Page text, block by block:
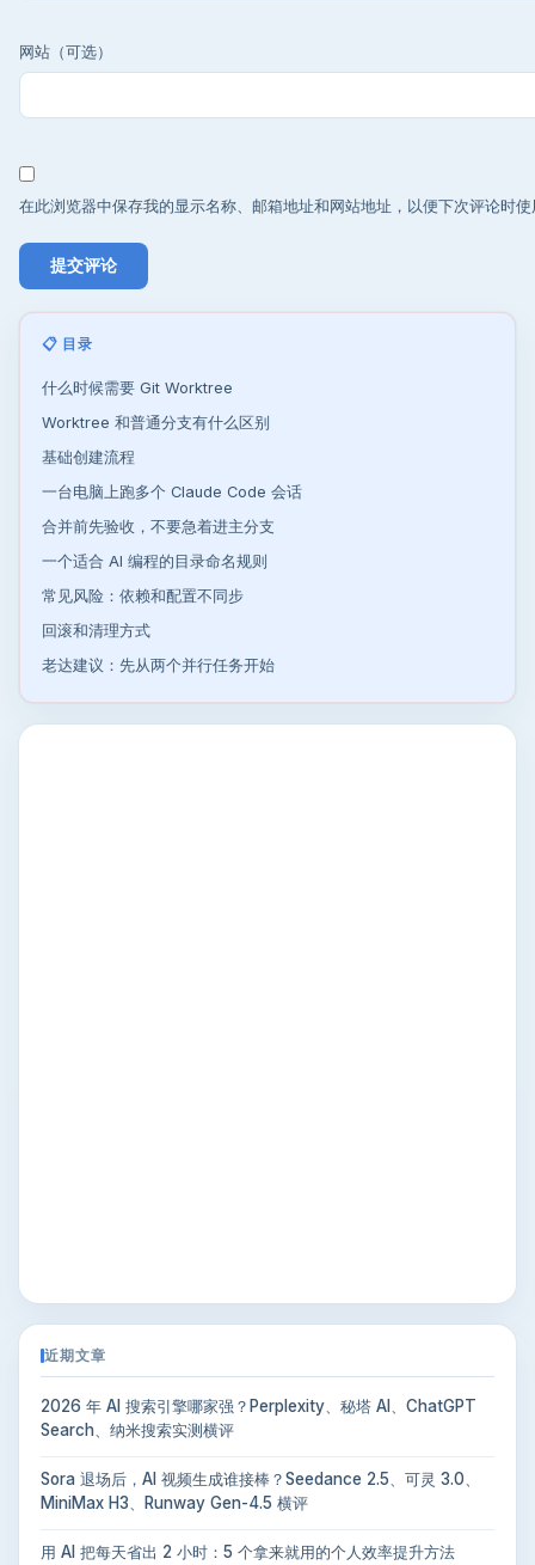
网站（可选）
在此浏览器中保存我的显示名称、邮箱地址和网站地址，以便下次评论时使
📋 目录
什么时候需要 Git Worktree
Worktree 和普通分支有什么区别
基础创建流程
一台电脑上跑多个 Claude Code 会话
合并前先验收，不要急着进主分支
一个适合 AI 编程的目录命名规则
常见风险：依赖和配置不同步
回滚和清理方式
老达建议：先从两个并行任务开始
近期文章
2026 年 AI 搜索引擎哪家强？Perplexity、秘塔 AI、ChatGPT
Search、纳米搜索实测横评
Sora 退场后，AI 视频生成谁接棒？Seedance 2.5、可灵 3.0、
MiniMax H3、Runway Gen-4.5 横评
用 AI 把每天省出 2 小时：5 个拿来就用的个人效率提升方法